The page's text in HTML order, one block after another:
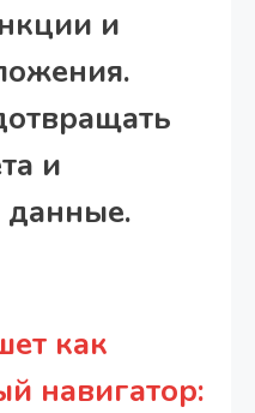
и
и
как
навигатор: